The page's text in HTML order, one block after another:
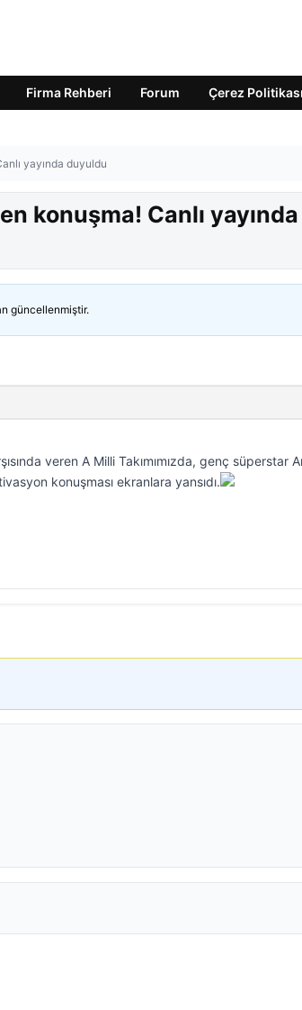
Firma Rehberi Forum Çerez Politikası
yayında duyuldu
konuşma! Canlı yayında
güncellenmiştir.
veren A Milli Takımımızda, genç süperstar
konuşması ekranlara yansıdı.